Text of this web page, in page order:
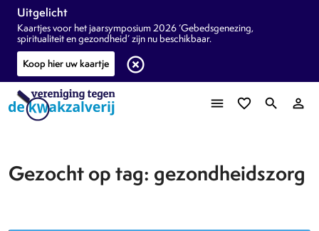
Uitgelicht
Kaartjes voor het jaarsymposium 2026 ‘Gebedsgenezing,
spiritualiteit en gezondheid’ zijn nu beschikbaar.
Koop hier uw kaartje
highlight_off
menu favorite_border search person_outline
Gezocht op tag: gezondheidszorg